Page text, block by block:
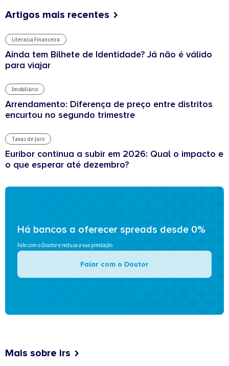
Artigos mais recentes
Literacia Financeira
Ainda tem Bilhete de Identidade? Já não é válido
para viajar
Imobiliário
Arrendamento: Diferença de preço entre distritos
encurtou no segundo trimestre
Taxas de Juro
Euribor continua a subir em 2026: Qual o impacto e
o que esperar até dezembro?
Há bancos a oferecer spreads desde 0%
Fale com o Doutor e reduza a sua prestação
Falar com o Doutor
Mais sobre irs